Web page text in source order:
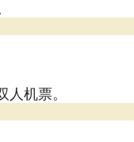
机票。